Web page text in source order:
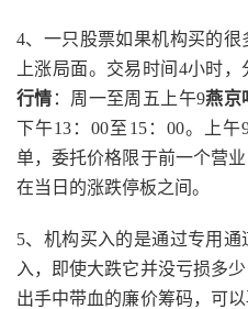
4、一只股票如果机构买的
上涨局面。交易时间4小时
行情 ：周一至周五上午9燕京
下午13：00至15：00。上
单，委托价格限于前一个营
在当日的涨跌停板之间。
5、机构买入的是通过专用
入，即使大跌它并没亏损多
出手中带血的廉价筹码，可